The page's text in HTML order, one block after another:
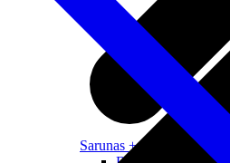
Sarunas + Internets